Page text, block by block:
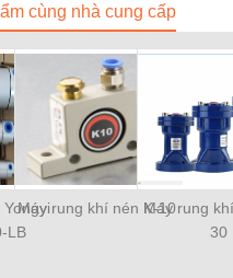
cùng nhà cung cấp
LB
Máy rung khí nén K-10Máy rung
30